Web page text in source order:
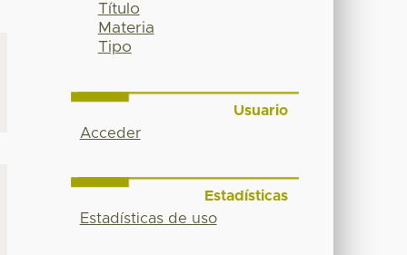
Título
Materia
Tipo
Usuario
Acceder
Estadísticas
Estadísticas de uso